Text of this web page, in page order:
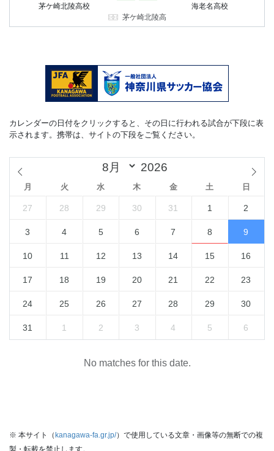
茅ケ崎北陵高校
海老名高校
茅ケ崎北陵高
カレンダーの日付をクリックすると、その日に行われる試合が下段に表
示されます。携帯は、サイトの下段をご覧ください。
月 火 水 木 金 土 日
27 28 29 30 31 1 2
3 4 5 6 7 8 9
10 11 12 13 14 15 16
17 18 19 20 21 22 23
24 25 26 27 28 29 30
31 1 2 3 4 5 6
No matches for this date.
※ 本サイト（kanagawa-fa.gr.jp/）で使用している文章・画像等の無断での複
製・転載を禁止します。